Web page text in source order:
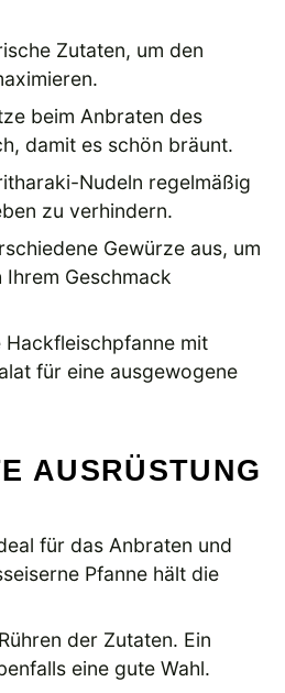
Zutaten, um den
beim Anbraten des
damit es schön bräunt.
Nudeln regelmäßig
zu verhindern.
Gewürze aus, um
Geschmack
Hackfleischpfanne mit
für eine ausgewogene
AUSRÜSTUNG
für das Anbraten und
Pfanne hält die
der Zutaten. Ein
eine gute Wahl.